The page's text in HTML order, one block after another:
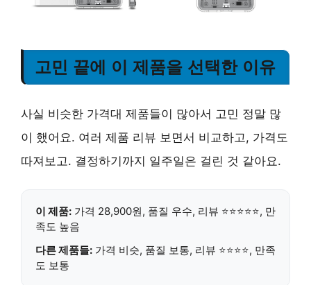
고민 끝에 이 제품을 선택한 이유
사실 비슷한 가격대 제품들이 많아서 고민 정말 많
이 했어요. 여러 제품 리뷰 보면서 비교하고, 가격도
따져보고. 결정하기까지 일주일은 걸린 것 같아요.
이 제품: 가격 28,900원, 품질 우수, 리뷰 ⭐⭐⭐⭐⭐, 만
족도 높음
다른 제품들: 가격 비슷, 품질 보통, 리뷰 ⭐⭐⭐⭐, 만족
도 보통